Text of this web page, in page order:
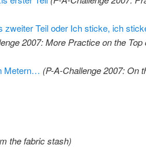
zweiter Teil oder Ich sticke, ich
2007: More Practice on the Top
Metern… (P-A-Challenge 2007: On
the fabric stash)